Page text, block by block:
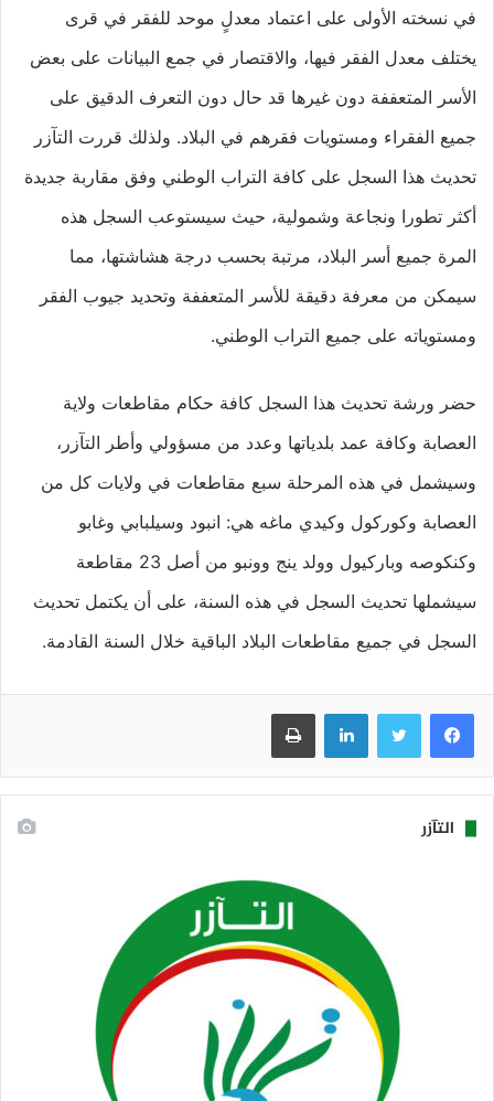
في نسخته الأولى على اعتماد معدلٍ موحد للفقر في قرى
يختلف معدل الفقر فيها، والاقتصار في جمع البيانات على بعض
الأسر المتعففة دون غيرها قد حال دون التعرف الدقيق على
جميع الفقراء ومستويات فقرهم في البلاد. ولذلك قررت التآزر
تحديث هذا السجل على كافة التراب الوطني وفق مقاربة جديدة
أكثر تطورا ونجاعة وشمولية، حيث سيستوعب السجل هذه
المرة جميع أسر البلاد، مرتبة بحسب درجة هشاشتها، مما
سيمكن من معرفة دقيقة للأسر المتعففة وتحديد جيوب الفقر
ومستوياته على جميع التراب الوطني.
حضر ورشة تحديث هذا السجل كافة حكام مقاطعات ولاية
العصابة وكافة عمد بلدياتها وعدد من مسؤولي وأطر التآزر،
وسيشمل في هذه المرحلة سبع مقاطعات في ولايات كل من
العصابة وكوركول وكيدي ماغه هي: انبود وسيلبابي وغابو
وكنكوصه وباركيول وولد ينج وونبو من أصل 23 مقاطعة
سيشملها تحديث السجل في هذه السنة، على أن يكتمل تحديث
السجل في جميع مقاطعات البلاد الباقية خلال السنة القادمة.
فيسبوك تويتر لينكدإن طباعة
التآزر